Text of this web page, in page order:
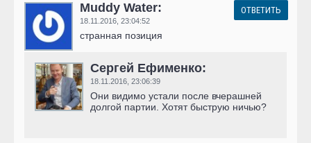
Muddy Water:
18.11.2016, 23:04:52
ОТВЕТИТЬ
странная позиция
Сергей Ефименко:
18.11.2016, 23:06:39
Они видимо устали после вчерашней
долгой партии. Хотят быструю ничью?